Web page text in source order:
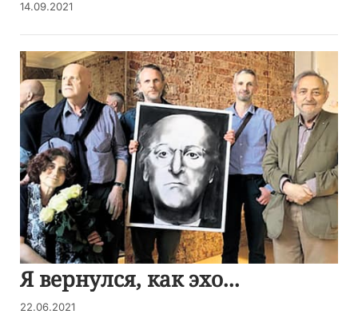
14.09.2021
Я вернулся, как эхо...
22.06.2021